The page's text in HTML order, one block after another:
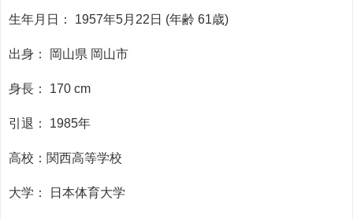
生年月日： 1957年5月22日 (年齢 61歳)
出身： 岡山県 岡山市
身長： 170 cm
引退： 1985年
高校：関西高等学校
大学： 日本体育大学